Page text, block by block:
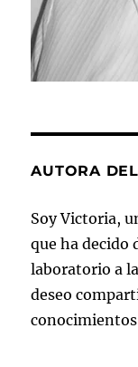
AUTORA
Soy Victoria,
que ha decido
laboratorio a
deseo